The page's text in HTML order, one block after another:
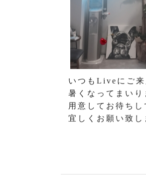
いつもLiveにご
暑くなってまい
用意してお待ちし
宜しくお願い致